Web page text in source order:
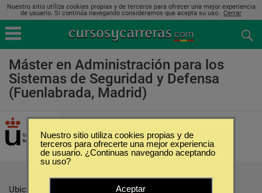
Nuestro sitio utiliza cookies propias y de terceros para ofrecer una mejor experiencia
de usuario. Si continúa navegando consideramos que acepta su uso.. Cerrar
Máster en Administración para los
Sistemas de Seguridad y Defensa
(Fuenlabrada, Madrid)
Universidad Rey Juan Carlos
Ubicación:
Fuenlabrada - Madrid
Nuestro sitio utiliza cookies propias y de
terceros para ofrecerte una mejor experiencia
de usuario. ¿Continuas navegando aceptando
su uso?
Aceptar